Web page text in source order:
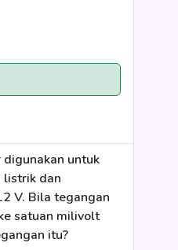
untuk
listrik dan
V. Bila tegangan
satuan milivolt
itu?